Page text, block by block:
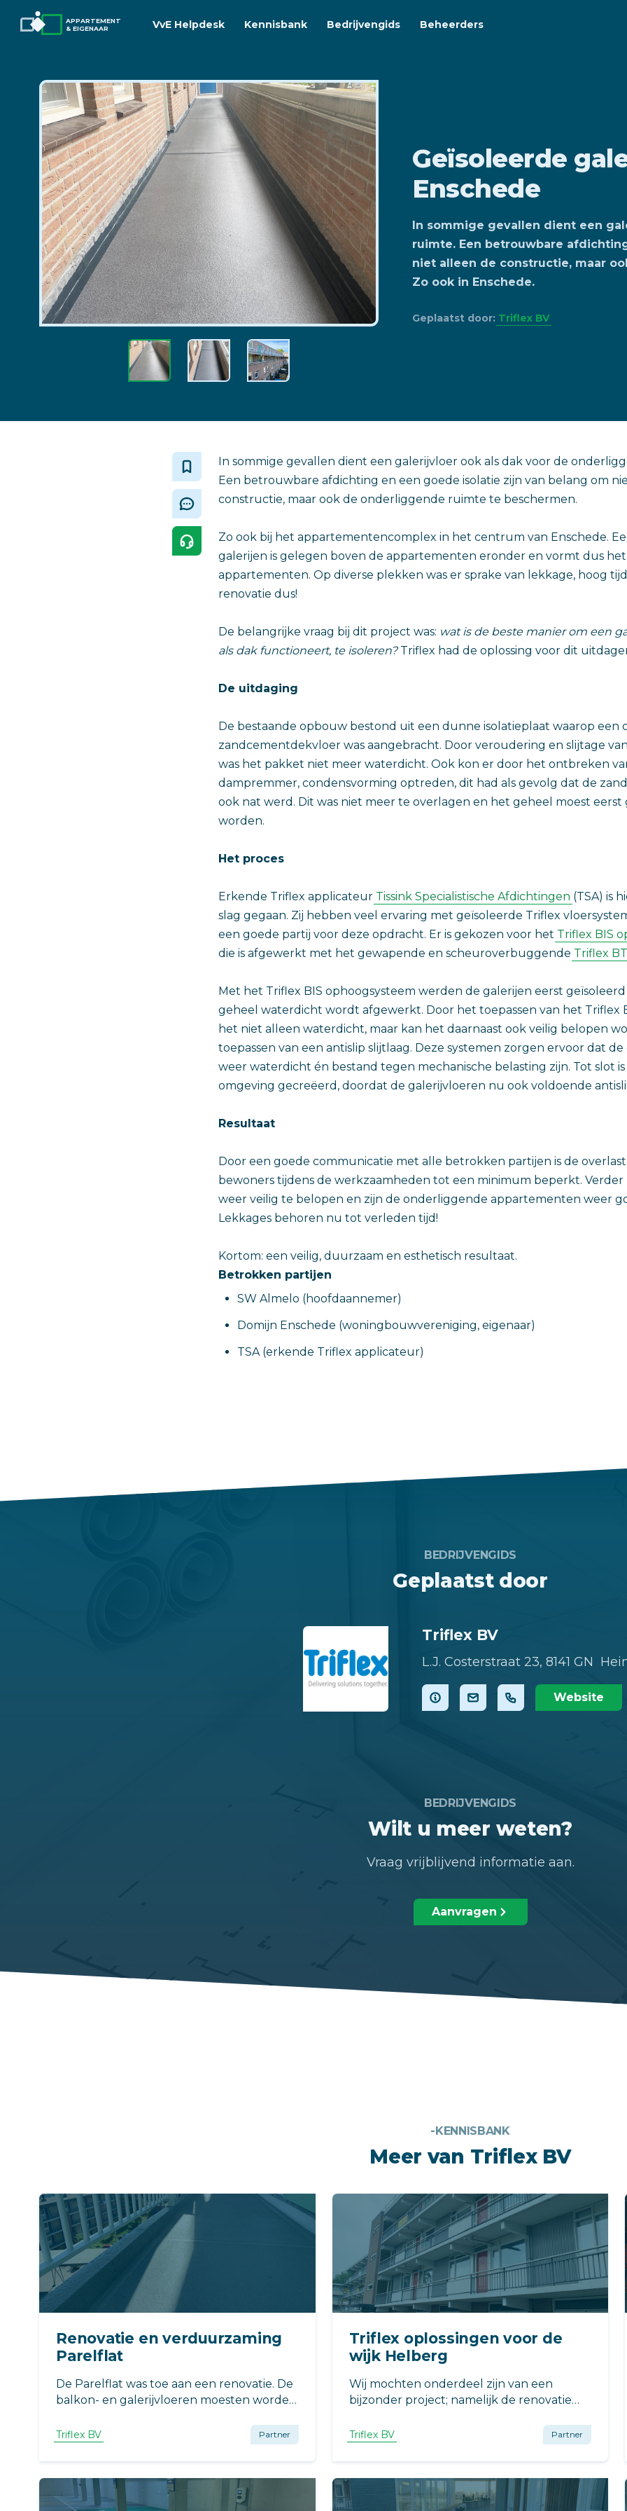
APPARTEMENT
& EIGENAAR
VvE Helpdesk Kennisbank Bedrijvengids Beheerders
Geïsoleerde
Enschede
In sommige gevallen dient een
ruimte. Een betrouwbare
niet alleen de constructie, maar
Zo ook in Enschede.
Geplaatst door: Triflex BV
In sommige gevallen dient een galerijvloer ook als dak voor de
Een betrouwbare afdichting en een goede isolatie zijn van belang om
constructie, maar ook de onderliggende ruimte te beschermen.
Zo ook bij het appartementencomplex in het centrum van Enschede.
galerijen is gelegen boven de appartementen eronder en vormt dus
appartementen. Op diverse plekken was er sprake van lekkage, hoog
renovatie dus!
De belangrijke vraag bij dit project was: wat is de beste manier om een
als dak functioneert, te isoleren? Triflex had de oplossing voor dit
De uitdaging
De bestaande opbouw bestond uit een dunne isolatieplaat waarop een
zandcementdekvloer was aangebracht. Door veroudering en slijtage
was het pakket niet meer waterdicht. Ook kon er door het ontbreken
dampremmer, condensvorming optreden, dit had als gevolg dat de
ook nat werd. Dit was niet meer te overlagen en het geheel moest eerst
worden.
Het proces
Erkende Triflex applicateur Tissink Specialistische Afdichtingen (TSA) is
slag gegaan. Zij hebben veel ervaring met geïsoleerde Triflex
een goede partij voor deze opdracht. Er is gekozen voor het Triflex BIS
die is afgewerkt met het gewapende en scheuroverbuggende Triflex
Met het Triflex BIS ophoogsysteem werden de galerijen eerst
geheel waterdicht wordt afgewerkt. Door het toepassen van het Triflex
het niet alleen waterdicht, maar kan het daarnaast ook veilig belopen
toepassen van een antislip slijtlaag. Deze systemen zorgen ervoor dat
weer waterdicht én bestand tegen mechanische belasting zijn. Tot slot
omgeving gecreëerd, doordat de galerijvloeren nu ook voldoende
Resultaat
Door een goede communicatie met alle betrokken partijen is de
bewoners tijdens de werkzaamheden tot een minimum beperkt. Verder
weer veilig te belopen en zijn de onderliggende appartementen weer
Lekkages behoren nu tot verleden tijd!
Kortom: een veilig, duurzaam en esthetisch resultaat.
Betrokken partijen
SW Almelo (hoofdaannemer)
Domijn Enschede (woningbouwvereniging, eigenaar)
TSA (erkende Triflex applicateur)
BEDRIJVENGIDS
Geplaatst door
Triflex BV
L.J. Costerstraat 23, 8141 GN
Website
BEDRIJVENGIDS
Wilt u meer weten?
Vraag vrijblijvend informatie aan.
Aanvragen
-KENNISBANK
Meer van Triflex BV
Renovatie en verduurzaming
Parelflat
De Parelflat was toe aan een renovatie. De
balkon- en galerijvloeren moesten worden
opdrachtgever had vanwege een eerdere
renovatie goede ervaring met Triflex, dus
ook voor dit project werd Triflex gebruikt!
Triflex BV Partner
Triflex oplossingen voor de
wijk Helberg
Wij mochten onderdeel zijn van een
bijzonder project; namelijk de renovatie
Zutphen. De wens van de opdrachtgever
was namelijk om de flats in deze wijk te
verduurzamen en te renoveren.
Triflex BV Partner